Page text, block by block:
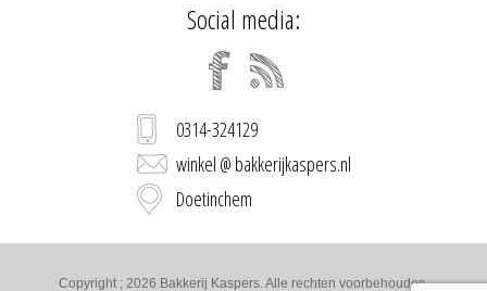
Social media:
0314-324129
winkel @ bakkerijkaspers.nl
Doetinchem
Copyright ; 2026 Bakkerij Kaspers. Alle rechten voorbehouden.